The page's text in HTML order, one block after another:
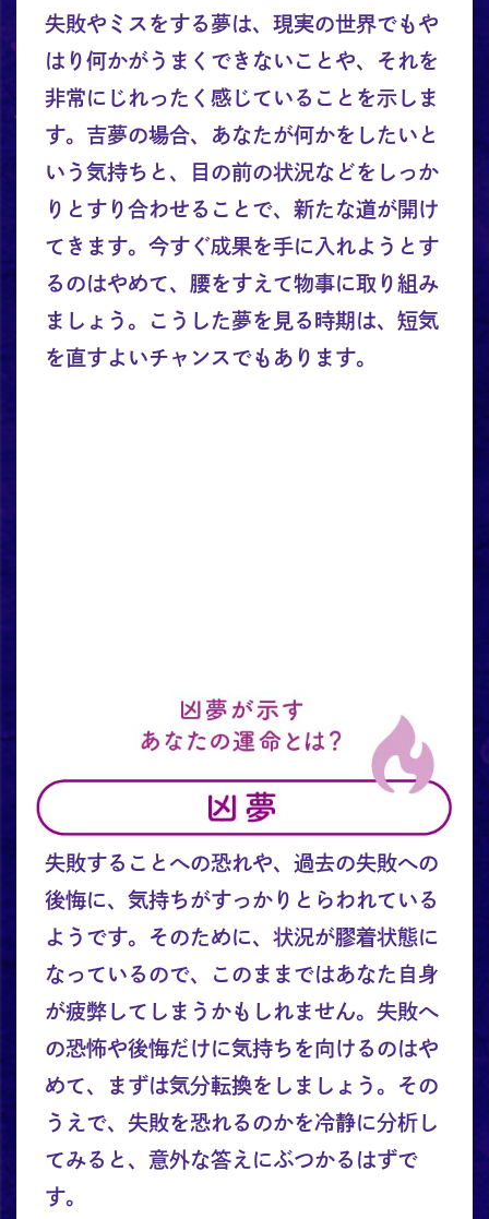
失敗やミスをする夢は、現実の世界でもや
はり何かがうまくできないことや、それを
非常にじれったく感じていることを示しま
す。吉夢の場合、あなたが何かをしたいと
いう気持ちと、目の前の状況などをしっか
りとすり合わせることで、新たな道が開け
てきます。今すぐ成果を手に入れようとす
るのはやめて、腰をすえて物事に取り組み
ましょう。こうした夢を見る時期は、短気
を直すよいチャンスでもあります。
失敗することへの恐れや、過去の失敗への
後悔に、気持ちがすっかりとらわれている
ようです。そのために、状況が膠着状態に
なっているので、このままではあなた自身
が疲弊してしまうかもしれません。失敗へ
の恐怖や後悔だけに気持ちを向けるのはや
めて、まずは気分転換をしましょう。その
うえで、失敗を恐れるのかを冷静に分析し
てみると、意外な答えにぶつかるはずで
す。